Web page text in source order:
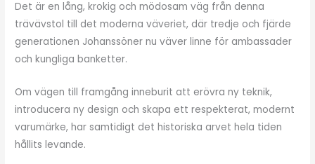
Det är en lång, krokig och mödosam väg från denna
trävävstol till det moderna väveriet, där tredje och fjärde
generationen Johanssöner nu väver linne för ambassader
och kungliga banketter.
Om vägen till framgång inneburit att erövra ny teknik,
introducera ny design och skapa ett respekterat, modernt
varumärke, har samtidigt det historiska arvet hela tiden
hållits levande.